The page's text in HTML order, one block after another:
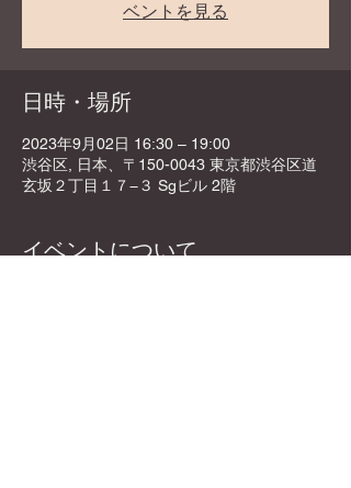
ベントを見る
日時・場所
2023年9月02日 16:30 – 19:00
渋谷区, 日本、〒150-0043 東京都渋谷区道
玄坂２丁目１７−３ Sgビル 2階
イベントについて